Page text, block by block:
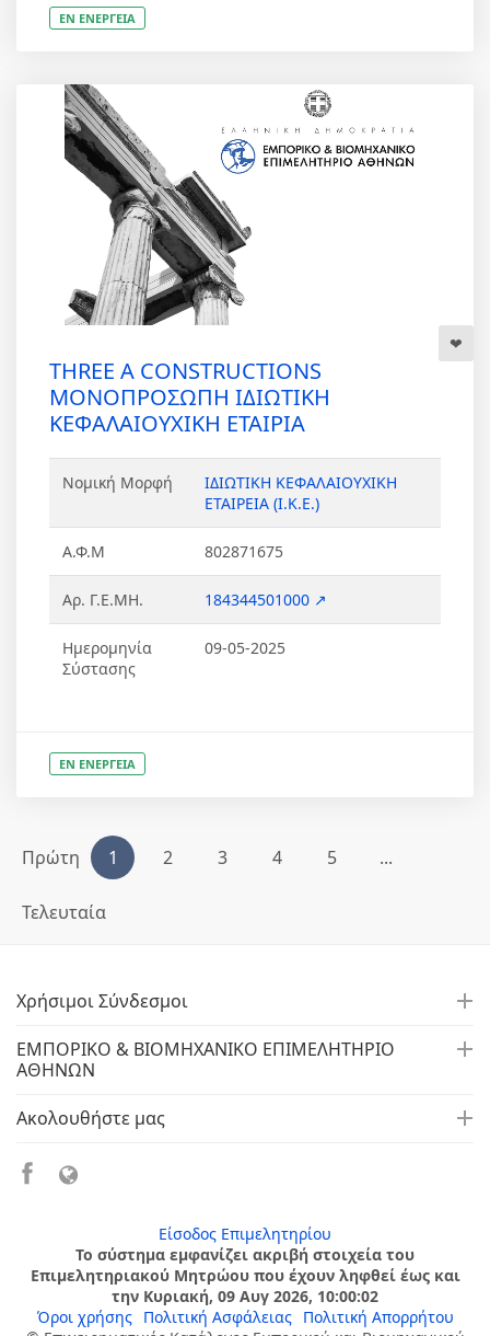
ΕΝ ΕΝΕΡΓΕΙΑ
THREE A CONSTRUCTIONS
ΜΟΝΟΠΡΟΣΩΠΗ ΙΔΙΩΤΙΚΗ
ΚΕΦΑΛΑΙΟΥΧΙΚΗ ΕΤΑΙΡΙΑ
Νομική Μορφή
ΙΔΙΩΤΙΚΗ ΚΕΦΑΛΑΙΟΥΧΙΚΗ
ΕΤΑΙΡΕΙΑ (Ι.Κ.Ε.)
Α.Φ.Μ 802871675
Αρ. Γ.Ε.ΜΗ. 184344501000 ↗
Ημερομηνία
Σύστασης
09-05-2025
ΕΝ ΕΝΕΡΓΕΙΑ
Πρώτη 1 2 3 4 5 ...
Τελευταία
Χρήσιμοι Σύνδεσμοι
ΕΜΠΟΡΙΚΟ & ΒΙΟΜΗΧΑΝΙΚΟ ΕΠΙΜΕΛΗΤΗΡΙΟ
ΑΘΗΝΩΝ
Ακολουθήστε μας
Είσοδος Επιμελητηρίου
Το σύστημα εμφανίζει ακριβή στοιχεία του
Επιμελητηριακού Μητρώου που έχουν ληφθεί έως και
την Κυριακή, 09 Αυγ 2026, 10:00:02
Όροι χρήσης
Πολιτική Ασφάλειας
Πολιτική Απορρήτου